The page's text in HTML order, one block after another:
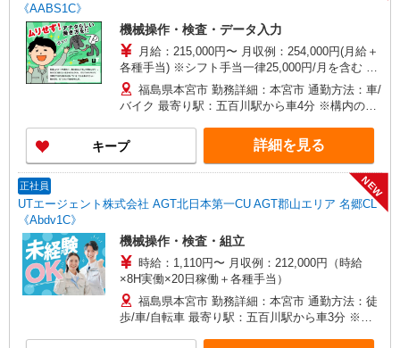
《AABS1C》
機械操作・検査・データ入力
月給：215,000円〜 月収例：254,000円(月給＋
各種手当) ※シフト手当一律25,000円/月を含む ※
皆勤手当10,000円/月を含む
福島県本宮市 勤務詳細：本宮市 通勤方法：車/
バイク 最寄り駅：五百川駅から車4分 ※構内の
り車26分、本宮駅より車12分、郡山駅より車20分
※東北自動車道本宮ICより車6分、郡山ICより車11
分
キープ 詳細を見る
正社員
UTエージェント株式会社 AGT北日本第一CU AGT郡山エリア 名郷CL
《Abdv1C》
NEW
機械操作・検査・組立
時給：1,110円〜 月収例：212,000円（時給
×8H実働×20日稼働＋各種手当）
福島県本宮市 勤務詳細：本宮市 通勤方法：徒
歩/車/自転車 最寄り駅：五百川駅から車3分 ※構